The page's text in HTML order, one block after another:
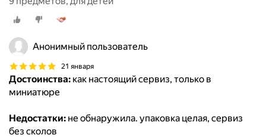
Анонимный пользователь
21 января
Достоинства: как настоящий сервиз, только в
миниатюре
Недостатки: не обнаружила. упаковка целая, сервиз
без сколов